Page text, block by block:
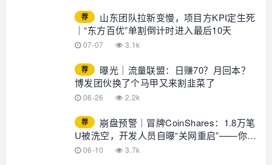
荐
山东团队拉新变慢，项目方KPI定生死
｜“东方百优”单割倒计时进入最后10天
07-07 3.1k
荐
曝光｜流量联盟：日赚70？月回本？
博发团伙换了个马甲又来割韭菜了
06-26 2.2k
荐
崩盘预警｜冒牌CoinShares：1.8万笔
U被洗空，开发人员自曝“关网重启”——你的
钱早已不在账上
06-10 3.7k